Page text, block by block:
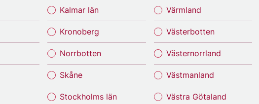
Kalmar län
Kronoberg
Norrbotten
Skåne
Stockholms län
Värmland
Västerbotten
Västernorrland
Västmanland
Västra Götaland